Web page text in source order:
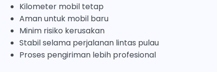
Kilometer mobil tetap
Aman untuk mobil baru
Minim risiko kerusakan
Stabil selama perjalanan lintas pulau
Proses pengiriman lebih profesional